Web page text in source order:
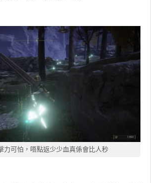
力可怕，唔點返少少血真係會比人秒